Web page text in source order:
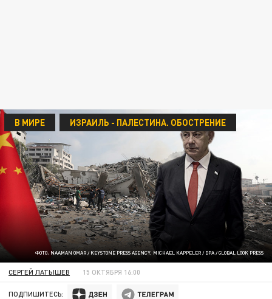
ФОТО: NAAMAN OMAR / KEYSTONE PRESS AGENCY, MICHAEL KAPPELER / DPA / GLOBAL LOOK PRESS
В МИРЕ ИЗРАИЛЬ - ПАЛЕСТИНА. ОБОСТРЕНИЕ
СЕРГЕЙ ЛАТЫШЕВ 15 ОКТЯБРЯ 16:00
ПОДПИШИТЕСЬ: